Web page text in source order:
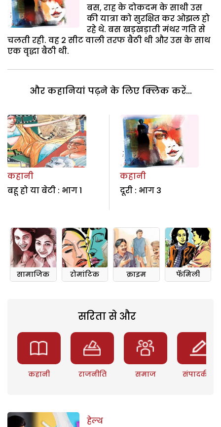
बस, राह के दोकदम के साथी उस
की यात्रा को सुरक्षित कर ओझल हो
रहे थे. बस खड़खड़ाती मंथर गति से
चलती रही. वह 2 सीट वाली तरफ बैठी थी और उस के साथ
एक वृद्धा बैठी थी.
और कहानियां पढ़ने के लिए क्लिक करें...
कहानी
बहू हो या बेटी : भाग 1
कहानी
दूरी : भाग 3
सामाजिक रोमांटिक क्राइम फॅमिली
सरिता से और
कहानी राजनीति समाज संपादकीय
हेल्थ